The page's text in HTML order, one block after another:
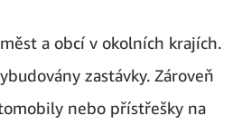
a obcí v okolních krajích.
zastávky. Zároveň
nebo přístřešky na